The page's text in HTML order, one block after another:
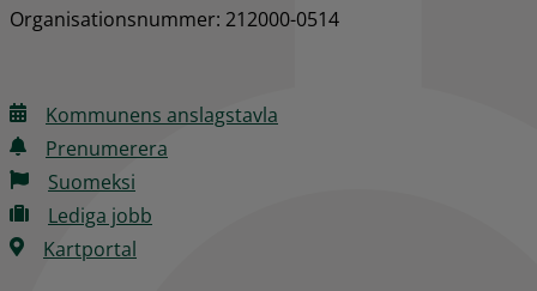
Organisationsnummer: 212000-0514
Kommunens anslagstavla
Prenumerera
Suomeksi
Lediga jobb
Kartportal